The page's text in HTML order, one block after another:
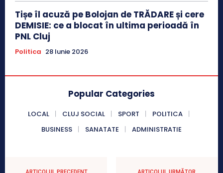
Tișe îl acuză pe Bolojan de TRĂDARE și cere
DEMISIE: ce a blocat în ultima perioadă în
PNL Cluj
Politica 28 Iunie 2026
Popular Categories
LOCAL CLUJ SOCIAL SPORT
POLITICA
BUSINESS
SANATATE ADMINISTRATIE